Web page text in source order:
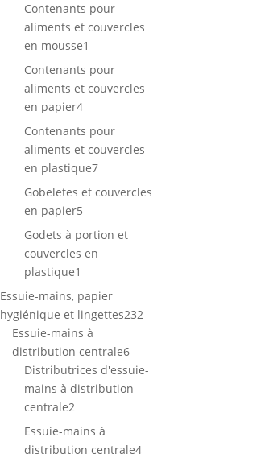
Contenants pour
aliments et couvercles
en mousse1
Contenants pour
aliments et couvercles
en papier44
Contenants pour
aliments et couvercles
en plastique77
produits
Gobeletes et couvercles
en papier5
produits
Godets à portion et
couvercles en
plastique1
produit
Essuie-mains, papier
hygiénique et lingettes232
Essuie-mains à
distribution centrale66
produits
Distributrices d'essuie-
mains à distribution
centrale2
produits
Essuie-mains à
distribution centrale44